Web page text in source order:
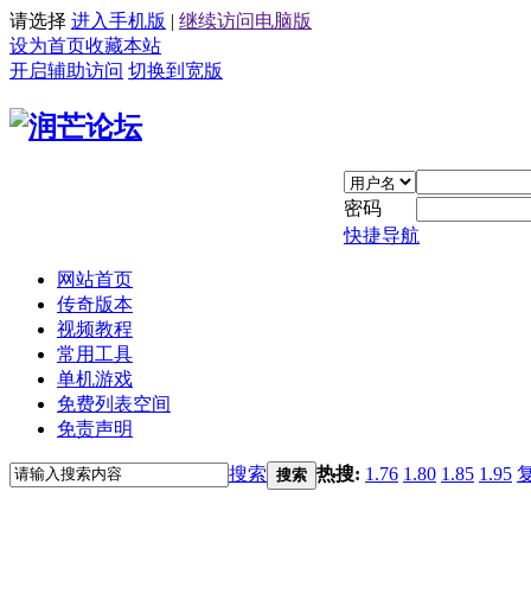
请选择 进入手机版 | 继续访问电脑版
设为首页收藏本站
开启辅助访问 切换到宽版
密码
快捷导航
网站首页
传奇版本
视频教程
常用工具
单机游戏
免费列表空间
免责声明
搜索 搜索 热搜: 1.76 1.80 1.85 1.95